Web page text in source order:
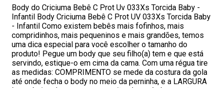
Body do Criciuma Bebê C Prot Uv 033Xs Torcida Baby -
Infantil Body Criciuma Bebê C Prot UV 033Xs Torcida Baby
- Infantil Como existem bebês mais fofinhos, mais
compridinhos, mais pequeninos e mais grandões, temos
uma dica especial para você escolher o tamanho do
produto! Pegue um body que seu filho(a) tem e que está
servindo, estique-o em cima da cama. Com uma régua tire
as medidas: COMPRIMENTO se mede da costura da gola
até onde fecha o body no meio da perninha, e a LARGURA